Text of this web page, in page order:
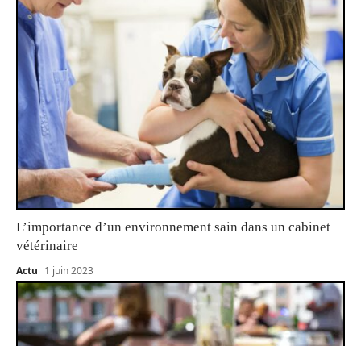
L’importance d’un environnement sain dans un cabinet
vétérinaire
Actu 1 juin 2023